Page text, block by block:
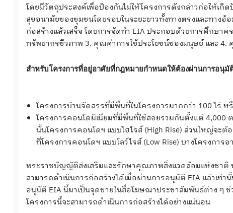
โดยมีวัตถุประสงค์เพื่อป้องกันไม่ให้โครงการดังกล่าวก่อให้เ
สุขอนามัยของชุมชนโดยรอบในระยะยาวทั้งทางตรงและทางอ้
ก่อสร้างแล้วเสร็จ โดยการจัดทำ EIA ประกอบด้วยการศึกษ
ทรัพยากรชีวภาพ 3. คุณค่าการใช้ประโยชน์ของมนุษย์ และ
สำหรับโครงการที่อยู่อาศัยที่กฎหมายกำหนดให้ต้องผ่านการอนุมั
โครงการบ้านจัดสรรที่มีพื้นที่ในโครงการมากกว่า 100 ไร่
โครงการคอนโดมิเนียมที่มีพื้นที่ใช้สอยรวมกันตั้งแต่ 4,000
นั้นโครงการคอนโดฯ แบบไฮไรส์ (High Rise) ส่วนใหญ่จะ
ที่โครงการคอนโดฯ แบบโลว์ไรส์ (Low Rise) บางโครงการ
พระราชบัญญัติส่งเสริมและรักษาคุณภาพสิ่งแวดล้อมแห่งชาติ
สามารถดำเนินการก่อสร้างได้เมื่อผ่านการอนุมัติ EIA แล้วเ
อนุมัติ EIA นี้มาเป็นจุดขายในสื่อโฆษณาประชาสัมพันธ์ต่าง ๆ
โครงการนี้จะสามารถดำเนินการก่อสร้างได้อย่างแน่นอน